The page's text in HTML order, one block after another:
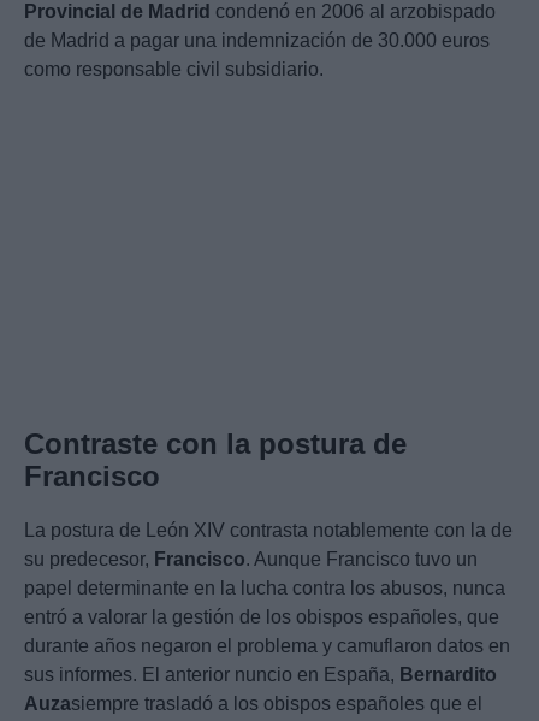
Provincial de Madrid condenó en 2006 al arzobispado
de Madrid a pagar una indemnización de 30.000 euros
como responsable civil subsidiario.
Contraste con la postura de
Francisco
La postura de León XIV contrasta notablemente con la de
su predecesor, Francisco. Aunque Francisco tuvo un
papel determinante en la lucha contra los abusos, nunca
entró a valorar la gestión de los obispos españoles, que
durante años negaron el problema y camuflaron datos en
sus informes. El anterior nuncio en España, Bernardito
Auzasiempre trasladó a los obispos españoles que el